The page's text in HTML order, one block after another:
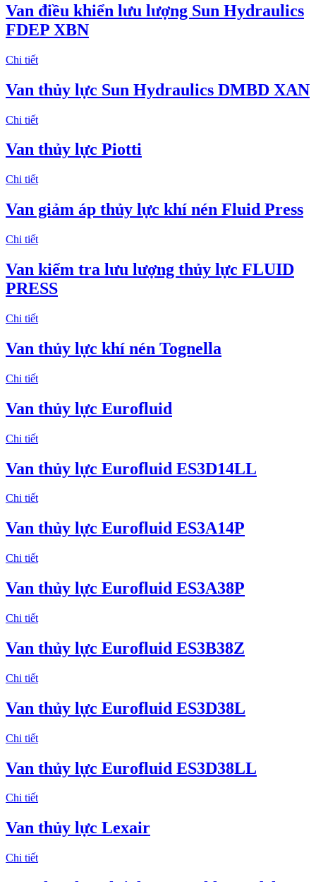
Van điều khiển lưu lượng Sun Hydraulics
FDEP XBN
Chi tiết
Van thủy lực Sun Hydraulics DMBD XAN
Chi tiết
Van thủy lực Piotti
Chi tiết
Van giảm áp thủy lực khí nén Fluid Press
Chi tiết
Van kiểm tra lưu lượng thủy lực FLUID
PRESS
Chi tiết
Van thủy lực khí nén Tognella
Chi tiết
Van thủy lực Eurofluid
Chi tiết
Van thủy lực Eurofluid ES3D14LL
Chi tiết
Van thủy lực Eurofluid ES3A14P
Chi tiết
Van thủy lực Eurofluid ES3A38P
Chi tiết
Van thủy lực Eurofluid ES3B38Z
Chi tiết
Van thủy lực Eurofluid ES3D38L
Chi tiết
Van thủy lực Eurofluid ES3D38LL
Chi tiết
Van thủy lực Lexair
Chi tiết